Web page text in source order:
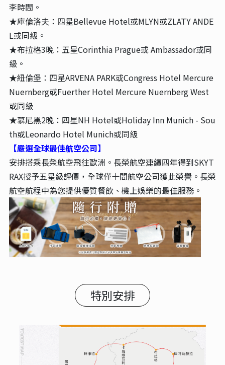
李時間。
★庫倫洛夫：四星Bellevue Hotel或MLYN或ZLATY ANDE
L或同級。
★布拉格3晚：五星Corinthia Prague或 Ambassador或同
級。
★紐倫堡：四星ARVENA PARK或Congress Hotel Mercure
Nuernberg或Fuerther Hotel Mercure Nuernberg West
或同級
★慕尼黑2晚：四星NH Hotel或Holiday Inn Munich - Sou
th或Leonardo Hotel Munich或同級
【嚴選全球最佳航空公司】
安排搭乘長榮航空飛往歐洲。長榮航空連續四年得到SKYT
RAX授予五星級評價，全球僅十間航空公司獲此榮譽。長榮
航空航程中為您提供優質餐飲、機上娛樂的最佳服務。
特別安排